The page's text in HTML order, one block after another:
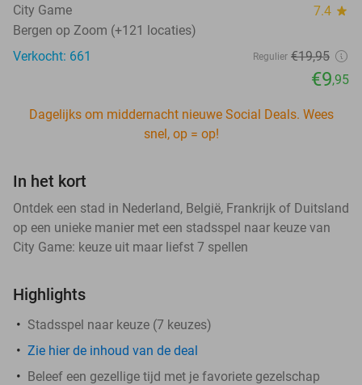
City Game 7.4 star
Bergen op Zoom (+121 locaties)
Verkocht: 661
Regulier €19,95
€9,95
Dagelijks om middernacht nieuwe Social Deals. Wees
snel, op = op!
In het kort
Ontdek een stad in Nederland, België, Frankrijk of Duitsland
op een unieke manier met een stadsspel naar keuze van
City Game: keuze uit maar liefst 7 spellen
Highlights
Stadsspel naar keuze (7 keuzes)
Zie hier de inhoud van de deal
Beleef een gezellige tijd met je favoriete gezelschap